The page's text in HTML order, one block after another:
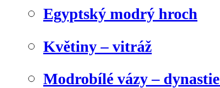
Egyptský modrý hroch
Květiny – vitráž
Modrobílé vázy –